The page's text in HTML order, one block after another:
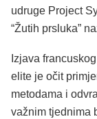
udruge Project
“Žutih prsluka”
Izjava
elite je očit
metodama i
važnim tjednima